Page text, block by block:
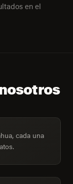
en el
cada una